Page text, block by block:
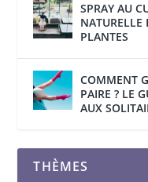
SPRAY AU
NATURELLE
PLANTES
COMMENT
PAIRE ? LE
AUX
THÈMES